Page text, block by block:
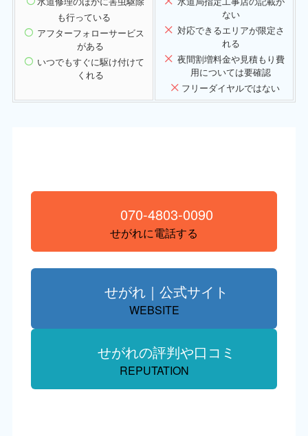
も行っている
アフターフォローサービス
がある
いつでもすぐに駆け付けて
くれる
ない
対応できるエリアが限定さ
れる
夜間割増料金や見積もり費
用については要確認
フリーダイヤルではない
070-4803-0090
せがれに電話する
せがれ｜公式サイト
WEBSITE
せがれの評判や口コミ
REPUTATION